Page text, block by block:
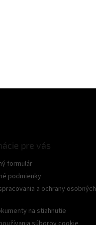
pre vás
formulár
podmienky
a ochrany osobných
na stiahnutie